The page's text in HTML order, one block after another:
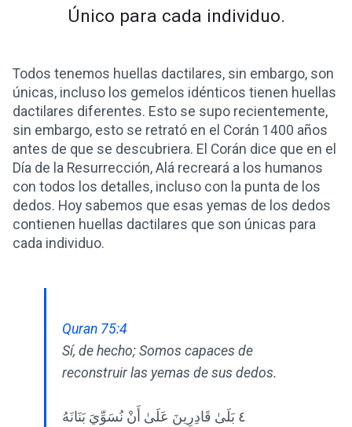
Único para cada individuo.
Todos tenemos huellas dactilares, sin embargo, son
únicas, incluso los gemelos idénticos tienen huellas
dactilares diferentes. Esto se supo recientemente,
sin embargo, esto se retrató en el Corán 1400 años
antes de que se descubriera. El Corán dice que en el
Día de la Resurrección, Alá recreará a los humanos
con todos los detalles, incluso con la punta de los
dedos. Hoy sabemos que esas yemas de los dedos
contienen huellas dactilares que son únicas para
cada individuo.
Quran 75:4
Sí, de hecho; Somos capaces de
reconstruir las yemas de sus dedos.
٤ بَلَىٰ قَادِرِينَ عَلَىٰ أَنْ نُسَوِّيَ بَنَانَهُ